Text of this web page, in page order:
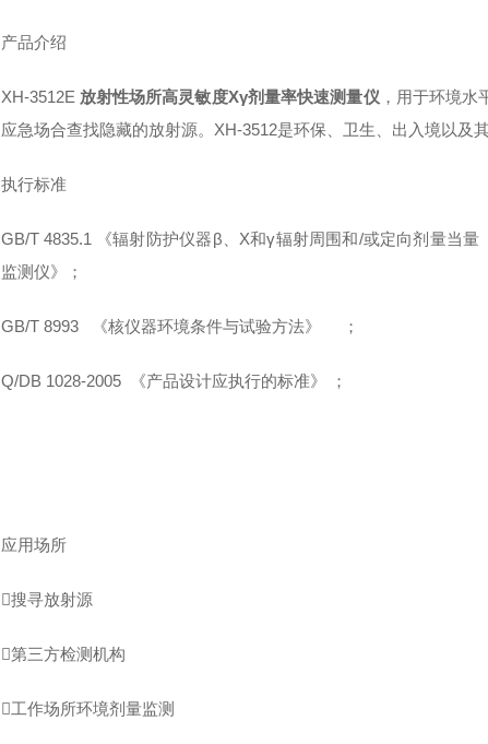
产品介绍
XH-3512E 放射性场所高灵敏度Xγ剂量率快速测量仪 ，用于环境
应急场合查找隐藏的放射源。XH-3512是环保、卫生、出入境以及
执行标准
GB/T 4835.1 《辐射防护仪器β、X和γ辐射周围和/或定向剂量当
监测仪》；
GB/T 8993 《核仪器环境条件与试验方法》 ；
Q/DB 1028-2005 《产品设计应执行的标准》 ；
应用场所
搜寻放射源
第三方检测机构
工作场所环境剂量监测